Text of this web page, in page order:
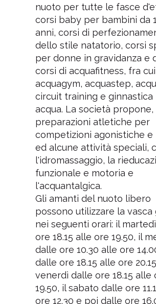
nuoto per tutte le fasce
corsi baby per bambini da
anni, corsi di
dello stile natatorio, corsi
per donne in gravidanza e
corsi di acquafitness, fra cui
acquagym, acquastep,
circuit training e ginnastica
acqua. La società
preparazioni atletiche per
competizioni agonistiche e
ed alcune attività speciali,
l'idromassaggio, la
funzionale e motoria e
l'acquantalgica.
Gli amanti del nuoto libero
possono utilizzare la vasca
nei seguenti orari: il
ore 18.15 alle ore 19.50, il
dalle ore 10.30 alle ore
dalle ore 18.15 alle ore
venerdì dalle ore 18.15 alle
19.50, il sabato dalle ore
ore 12.30 e poi dalle ore